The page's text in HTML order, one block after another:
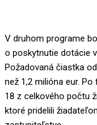
V druhom programe
o poskytnutie dotácie
Požadovaná čiastka
než 1,2 milióna eur.
18 z celkového počtu
ktoré pridelili